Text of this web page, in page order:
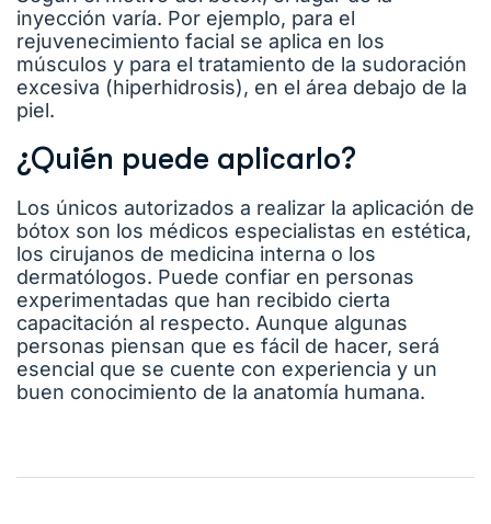
inyección varía. Por ejemplo, para el
rejuvenecimiento facial se aplica en los
músculos y para el tratamiento de la sudoración
excesiva (hiperhidrosis), en el área debajo de la
piel.
¿Quién puede aplicarlo?
Los únicos autorizados a realizar la aplicación de
bótox son los médicos especialistas en estética,
los cirujanos de medicina interna o los
dermatólogos. Puede confiar en personas
experimentadas que han recibido cierta
capacitación al respecto. Aunque algunas
personas piensan que es fácil de hacer, será
esencial que se cuente con experiencia y un
buen conocimiento de la anatomía humana.